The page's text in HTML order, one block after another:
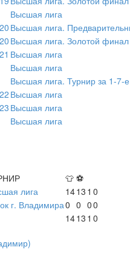
Высшая лига
Высшая лига.
Высшая лига. Золотой финал
Высшая лига
Высшая лига
Высшая лига. Турнир за 1-7-
Высшая лига
Высшая лига
Высшая лига
👕 ⚽
лига 1413 1 0
г. Владимира0 0 00
1413 1 0